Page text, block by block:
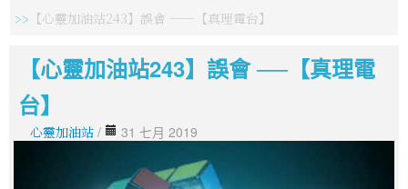
【心靈加油站243】誤會 ──【真理電台】
【心靈加油站243】誤會 ──【真理電
台】
心靈加油站 / 31 七月 2019